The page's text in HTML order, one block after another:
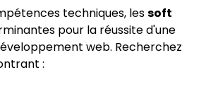
techniques, lessoft
pour la réussite d'une
web. Recherchez
: